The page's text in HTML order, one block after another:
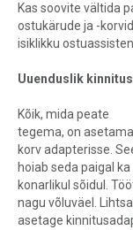
Kas soovite vältida
ostukärude ja -
isiklikku
Uuenduslik
Kõik, mida peate
tegema, on asetama
korv adapterisse.
hoiab seda paigal ka
konarlikul sõidul.
nagu võluväel.
asetage